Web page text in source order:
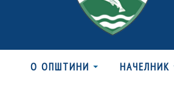
О ОПШТИНИ НАЧЕЛНИК